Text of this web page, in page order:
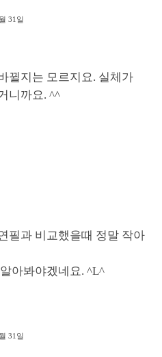
31일
뀔지는 모르지요. 실체가
니까요. ^^
필과 비교했을때 정말 작아
아봐야겠네요. ^L^
31일